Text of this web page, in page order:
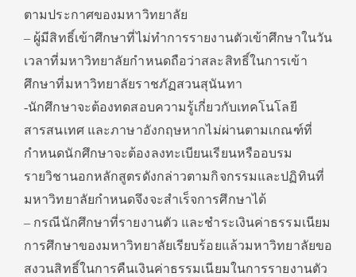
ตามประกาศของมหาวิทยาลัย
– ผู้มีสิทธิ์เข้าศึกษาที่ไม่ทำการรายงานตัวเข้าศึกษาในวัน
เวลาที่มหาวิทยาลัยกำหนดถือว่าสละสิทธิ์ในการเข้า
ศึกษาที่มหาวิทยาลัยราชภัฏสวนสุนันทา
-นักศึกษาจะต้องทดสอบความรู้เกี่ยวกับเทคโนโลยี
สารสนเทศ และภาษาอังกฤษหากไม่ผ่านตามเกณฑ์ที่
กำหนดนักศึกษาจะต้องลงทะเบียนเรียนหรืออบรม
รายวิชานอกหลักสูตรดังกล่าวตามกิจกรรมและปฏิทินที่
มหาวิทยาลัยกำหนดจึงจะสำเร็จการศึกษาได้
– กรณีนักศึกษาที่รายงานตัว และชำระเงินค่าธรรมเนียม
การศึกษาของมหาวิทยาลัยเรียบร้อยแล้วมหาวิทยาลัยขอ
สงวนสิทธิ์ในการคืนเงินค่าธรรมเนียมในการรายงานตัว